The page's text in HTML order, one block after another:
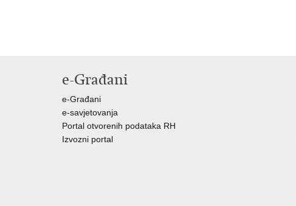
e-Građani
e-Građani
e-savjetovanja
Portal otvorenih podataka RH
Izvozni portal